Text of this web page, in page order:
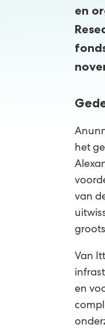
en
het
van
Van
en